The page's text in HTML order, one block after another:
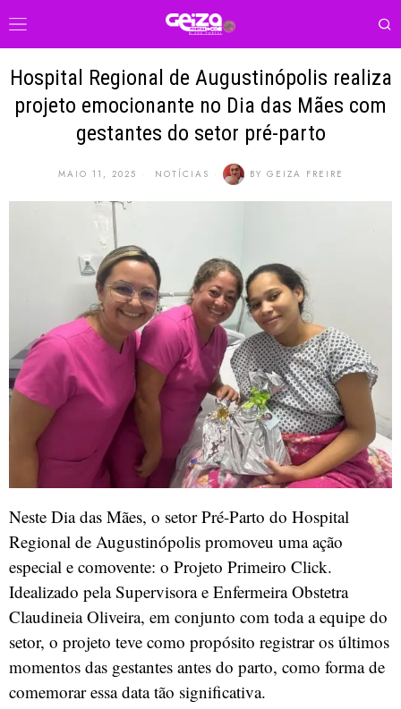
Hospital Regional de Augustinópolis realiza
projeto emocionante no Dia das Mães com
gestantes do setor pré-parto
MAIO 11, 2025 NOTÍCIAS BY GEIZA FREIRE
Neste Dia das Mães, o setor Pré-Parto do Hospital
Regional de Augustinópolis promoveu uma ação
especial e comovente: o Projeto Primeiro Click.
Idealizado pela Supervisora e Enfermeira Obstetra
Claudineia Oliveira, em conjunto com toda a equipe do
setor, o projeto teve como propósito registrar os últimos
momentos das gestantes antes do parto, como forma de
comemorar essa data tão significativa.